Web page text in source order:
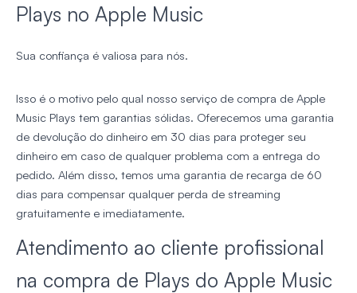
Plays no Apple Music
Sua confiança é valiosa para nós.
Isso é o motivo pelo qual nosso serviço de compra de Apple
Music Plays tem garantias sólidas. Oferecemos uma garantia
de devolução do dinheiro em 30 dias para proteger seu
dinheiro em caso de qualquer problema com a entrega do
pedido. Além disso, temos uma garantia de recarga de 60
dias para compensar qualquer perda de streaming
gratuitamente e imediatamente.
Atendimento ao cliente profissional
na compra de Plays do Apple Music